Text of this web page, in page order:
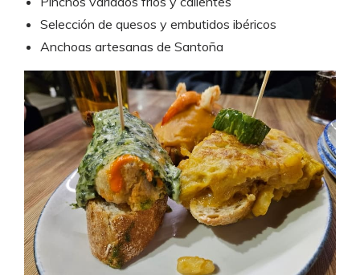
Selección de quesos y embutidos ibéricos
Anchoas artesanas de Santoña